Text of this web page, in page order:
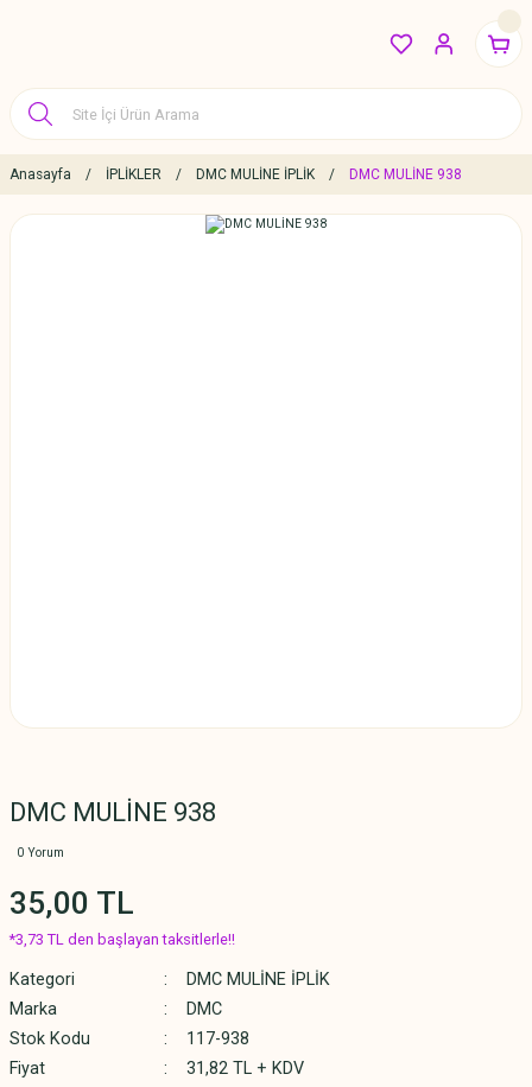
Anasayfa İPLİKLER DMC MULİNE İPLİK DMC MULİNE 938
DMC MULİNE 938
0 Yorum
35,00 TL
*3,73 TL den başlayan taksitlerle!!
Kategori
DMC MULİNE İPLİK
Marka
DMC
Stok Kodu
117-938
Fiyat
31,82 TL + KDV